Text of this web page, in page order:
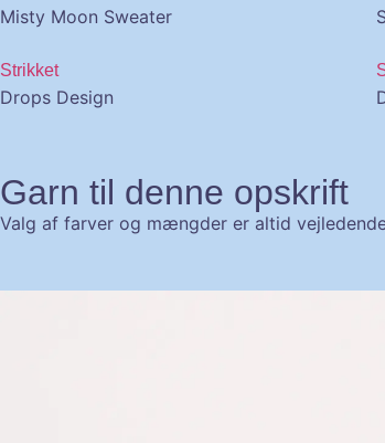
Misty Moon Sweater
Strikket
Drops Design
Garn til denne opskrift
Valg af farver og mængder er altid